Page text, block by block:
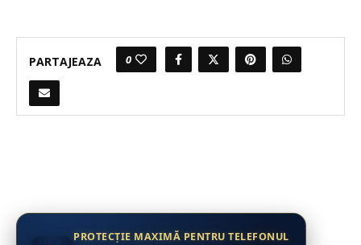
PARTAJEAZA 0
PROTECȚIE MAXIMĂ PENTRU TELEFONUL